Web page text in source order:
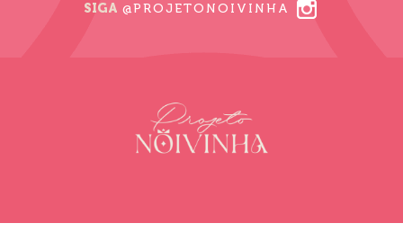
SIGA @PROJETONOIVINHA